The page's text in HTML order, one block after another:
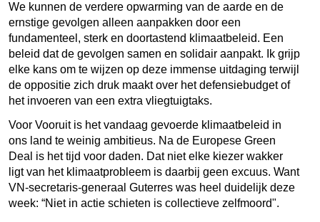
We kunnen de verdere opwarming van de aarde en de
ernstige gevolgen alleen aanpakken door een
fundamenteel, sterk en doortastend klimaatbeleid. Een
beleid dat de gevolgen samen en solidair aanpakt. Ik grijp
elke kans om te wijzen op deze immense uitdaging terwijl
de oppositie zich druk maakt over het defensiebudget of
het invoeren van een extra vliegtuigtaks.
Voor Vooruit is het vandaag gevoerde klimaatbeleid in
ons land te weinig ambitieus. Na de Europese Green
Deal is het tijd voor daden. Dat niet elke kiezer wakker
ligt van het klimaatprobleem is daarbij geen excuus. Want
VN-secretaris-generaal Guterres was heel duidelijk deze
week: “Niet in actie schieten is collectieve zelfmoord".